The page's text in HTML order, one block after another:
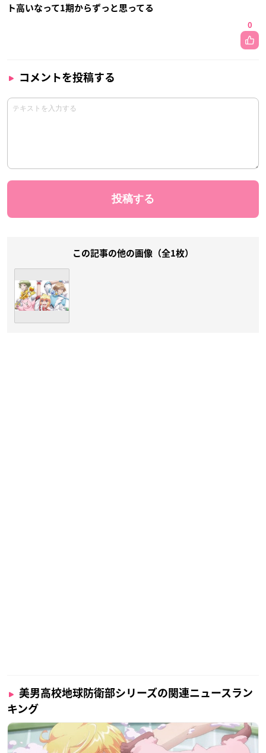
ト高いなって1期からずっと思ってる
0
コメントを投稿する
この記事の他の画像（全1枚）
美男高校地球防衛部シリーズの関連ニュースラン
キング